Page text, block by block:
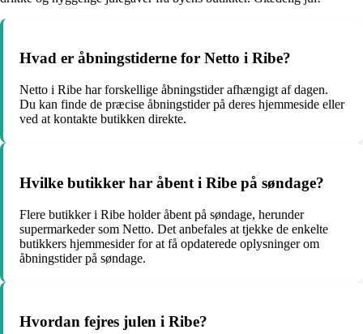
Hvad er åbningstiderne for Netto i Ribe?
Netto i Ribe har forskellige åbningstider afhængigt af dagen.
Du kan finde de præcise åbningstider på deres hjemmeside eller
ved at kontakte butikken direkte.
Hvilke butikker har åbent i Ribe på søndage?
Flere butikker i Ribe holder åbent på søndage, herunder
supermarkeder som Netto. Det anbefales at tjekke de enkelte
butikkers hjemmesider for at få opdaterede oplysninger om
åbningstider på søndage.
Hvordan fejres julen i Ribe?